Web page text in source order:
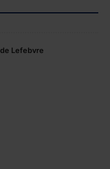
Lefebvre